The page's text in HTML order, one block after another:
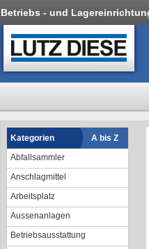
Betriebs - und
Kategorien
A bis Z
Abfallsammler
Anschlagmittel
Arbeitsplatz
Aussenanlagen
Betriebsausstattung